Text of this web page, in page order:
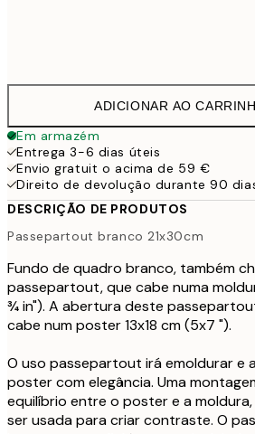
ADICIONAR AO
Em armazém
Entrega 3-6 dias úteis
Envio gratuit o acima de 59 €
Direito de devolução durante 90
DESCRIÇÃO DE PRODUTOS
Passepartout branco 21x30cm
Fundo de quadro branco, também
passepartout, que cabe numa
¾ in"). A abertura deste
cabe num poster 13x18 cm (5x7 ").
O uso passepartout irá emoldurar e
poster com elegância. Uma
equilíbrio entre o poster e a
ser usada para criar contraste. O